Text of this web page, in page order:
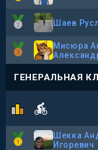
Шаев
Мисюра
ГЕНЕРАЛЬНАЯ
Шекка
Игоревич